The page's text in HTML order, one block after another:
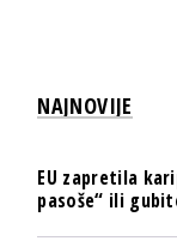
NAJNOVIJE
EU zapretila
pasoše“ ili